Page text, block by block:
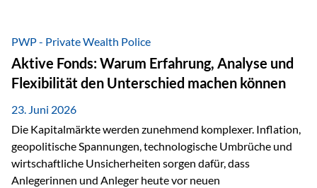
Nostalgie dar, sondern ist die modernste und strategisch
klügste Antwort auf globale Instabilität. Physische Werte
und der richtige Rechtsstandort sind heute keine bloße
Option mehr, sondern eine strategische Notwendigkeit. 1.
Der massive Aufwand hinter einem winzigen…
PWP - Private Wealth Police
Aktive Fonds: Warum Erfahrung, Analyse und
Flexibilität den Unterschied machen können
23. Juni 2026
Die Kapitalmärkte werden zunehmend komplexer. Inflation,
geopolitische Spannungen, technologische Umbrüche und
wirtschaftliche Unsicherheiten sorgen dafür, dass
Anlegerinnen und Anleger heute vor neuen